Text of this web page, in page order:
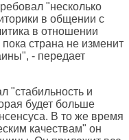
"несколько
в общении с
в отношении
страна не изменит
- передает
"стабильность и
будет больше
В то же время
качествам" он